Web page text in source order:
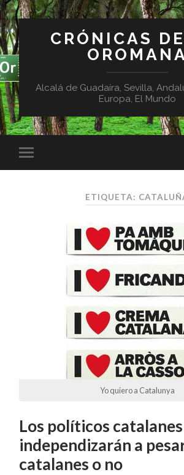
CRÓNICAS
OROMANA
Alcalá de Guadaíra, Sevilla,
Europa, El Mundo
ETIQUETA:
Yo quiero a Catalunya
Los políticos
independizarán a
catalanes o no